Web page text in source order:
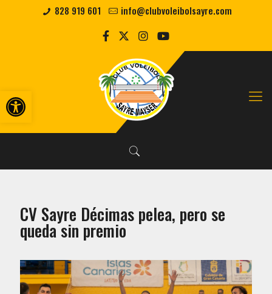
Abrir barra de herramientas
828 919 601 info@clubvoleibolsayre.com
CV Sayre Décimas pelea, pero se
queda sin premio